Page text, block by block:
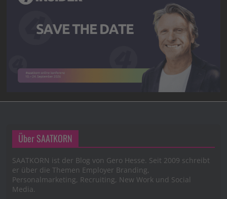
Über SAATKORN
SAATKORN ist der Blog von Gero Hesse. Seit 2009 schreibt
er über die Themen Employer Branding,
Personalmarketing, Recruiting, New Work und Social
Media.